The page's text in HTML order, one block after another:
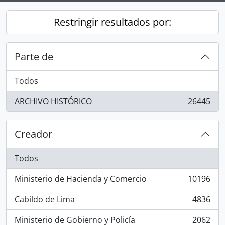
Restringir resultados por:
Parte de
Todos
ARCHIVO HISTÓRICO
, 26445 resultados 26445
Creador
Todos
Ministerio de Hacienda y Comercio
, 10196 resultados
10196
Cabildo de Lima
, 4836 resultados
4836
Ministerio de Gobierno y Policía
2062